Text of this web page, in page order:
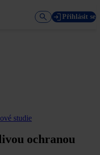
Přihlásit se
studie
ochranou